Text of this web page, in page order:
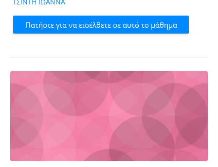
Πατήστε για να εισέλθετε σε αυτό το μάθημα